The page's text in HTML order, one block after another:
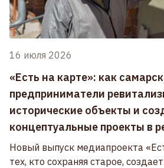
16 июля 2026
«Есть на карте»: как
предприниматели
исторические объекты и
концептуальные проекты в
Новый выпуск медиапроекта
тех, кто сохраняя старое,